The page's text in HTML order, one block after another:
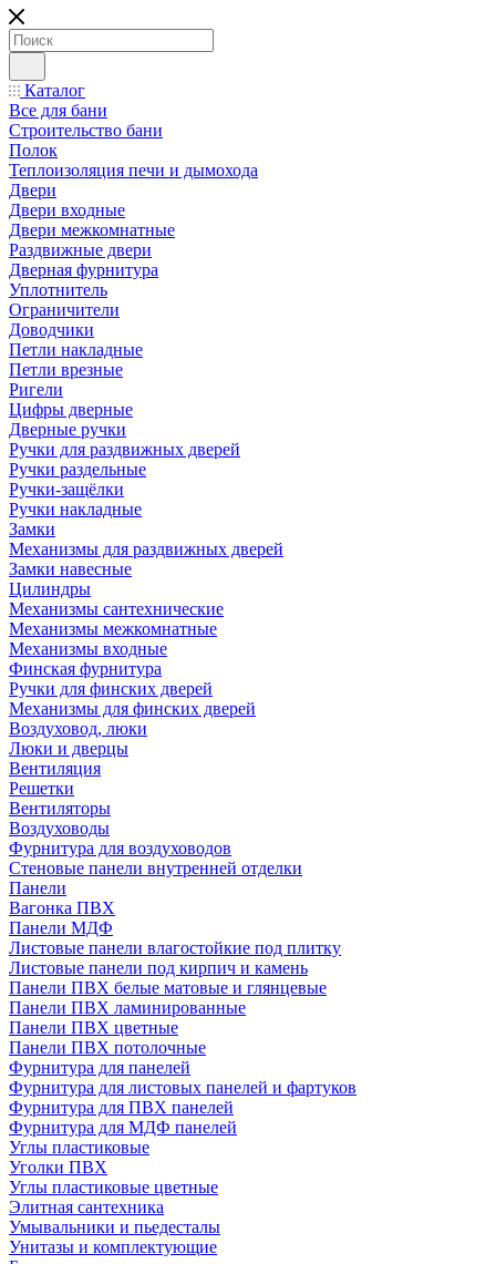
Каталог
Все для бани
Строительство бани
Полок
Теплоизоляция печи и дымохода
Двери
Двери входные
Двери межкомнатные
Раздвижные двери
Дверная фурнитура
Уплотнитель
Ограничители
Доводчики
Петли накладные
Петли врезные
Ригели
Цифры дверные
Дверные ручки
Ручки для раздвижных дверей
Ручки раздельные
Ручки-защёлки
Ручки накладные
Замки
Механизмы для раздвижных дверей
Замки навесные
Цилиндры
Механизмы сантехнические
Механизмы межкомнатные
Механизмы входные
Финская фурнитура
Ручки для финских дверей
Механизмы для финских дверей
Воздуховод, люки
Люки и дверцы
Вентиляция
Решетки
Вентиляторы
Воздуховоды
Фурнитура для воздуховодов
Стеновые панели внутренней отделки
Панели
Вагонка ПВХ
Панели МДФ
Листовые панели влагостойкие под плитку
Листовые панели под кирпич и камень
Панели ПВХ белые матовые и глянцевые
Панели ПВХ ламинированные
Панели ПВХ цветные
Панели ПВХ потолочные
Фурнитура для панелей
Фурнитура для листовых панелей и фартуков
Фурнитура для ПВХ панелей
Фурнитура для МДФ панелей
Углы пластиковые
Уголки ПВХ
Углы пластиковые цветные
Элитная сантехника
Умывальники и пьедесталы
Унитазы и комплектующие